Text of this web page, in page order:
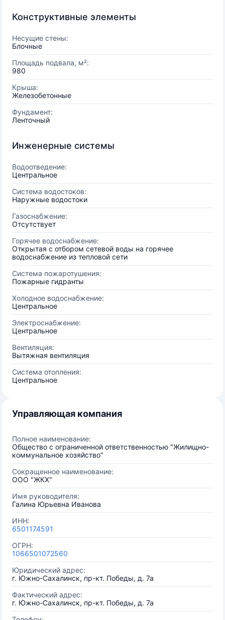
Конструктивные элементы
Несущие стены:
Блочные
Площадь подвала, м²:
980
Крыша:
Железобетонные
Фундамент:
Ленточный
Инженерные системы
Водоотведение:
Центральное
Система водостоков:
Наружные водостоки
Газоснабжение:
Отсутствует
Горячее водоснабжение:
Открытая с отбором сетевой воды на горячее
водоснабжение из тепловой сети
Система пожаротушения:
Пожарные гидранты
Холодное водоснабжение:
Центральное
Электроснабжение:
Центральное
Вентиляция:
Вытяжная вентиляция
Система отопления:
Центральное
Управляющая компания
Полное наименование:
Общество с ограниченной ответственностью "Жилищно-
коммунальное хозяйство"
Сокращенное наименование:
ООО "ЖКХ"
Имя руководителя:
Галина Юрьевна Иванова
ИНН:
6501174591
ОГРН:
1066501072560
Юридический адрес:
г. Южно-Сахалинск, пр-кт. Победы, д. 7а
Фактический адрес:
г. Южно-Сахалинск, пр-кт. Победы, д. 7а